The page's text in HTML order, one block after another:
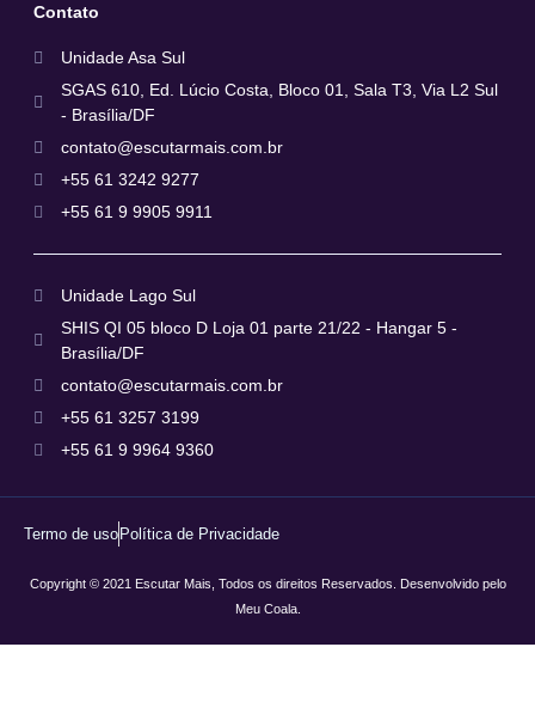
Contato
Unidade Asa Sul
SGAS 610, Ed. Lúcio Costa, Bloco 01, Sala T3, Via L2 Sul
- Brasília/DF
contato@escutarmais.com.br
+55 61 3242 9277
+55 61 9 9905 9911
Unidade Lago Sul
SHIS QI 05 bloco D Loja 01 parte 21/22 - Hangar 5 -
Brasília/DF
contato@escutarmais.com.br
+55 61 3257 3199
+55 61 9 9964 9360
Termo de uso Política de Privacidade
Copyright © 2021 Escutar Mais, Todos os direitos Reservados. Desenvolvido pelo
Meu Coala.